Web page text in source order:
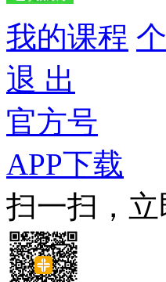
我的课程
退 出
官方号
APP下载
扫一扫，